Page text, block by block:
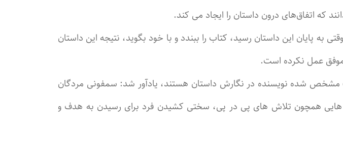
که اتفاق‌های درون داستان را ایجاد می کند.
پایان این داستان رسید، کتاب را ببندد و با خود بگوید، نتیجه این داستان
موفق عمل نکرده است.
مشخص شده نویسنده در نگارش داستان هستند، یادآور شد: سمفونی مردگان
همچون تلاش های پی در پی، سختی کشیدن فرد برای رسیدن به هدف و